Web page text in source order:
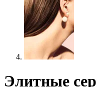
Элитные